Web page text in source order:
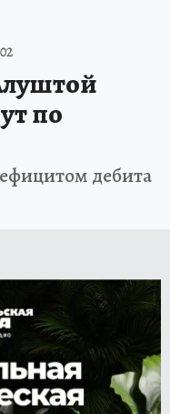
по
дебита